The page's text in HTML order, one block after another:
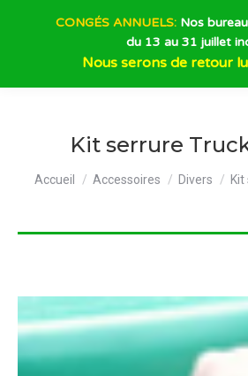
Kit serrure
Vous êtes ici :
Accueil Accessoires Divers
CONGÉS ANNUELS:Nos
du 13 au 31 juillet
Nous serons de retour